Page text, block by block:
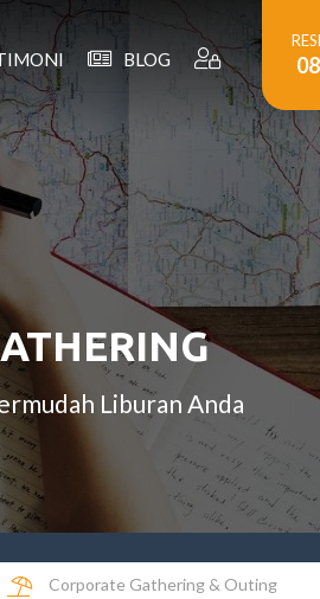
BLOG
Liburan Anda
Corporate Gathering & Outing